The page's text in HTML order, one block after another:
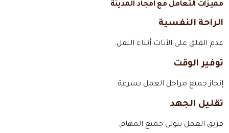
مميزات التعامل مع امجاد المدينة
الراحة النفسية
عدم القلق على الأثاث أثناء النقل.
توفير الوقت
إنجاز جميع مراحل العمل بسرعة.
تقليل الجهد
فريق العمل يتولى جميع المهام.